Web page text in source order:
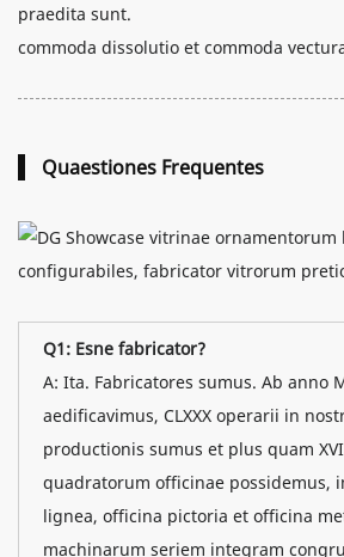
praedita sunt.
commoda dissolutio et commoda
Quaestiones Frequentes
Q1: Esne fabricator?
A: Ita. Fabricatores sumus. Ab anno
aedificavimus, CLXXX operarii in
productionis sumus et plus quam
quadratorum officinae possidemus,
lignea, officina pictoria et officina
machinarum seriem integram